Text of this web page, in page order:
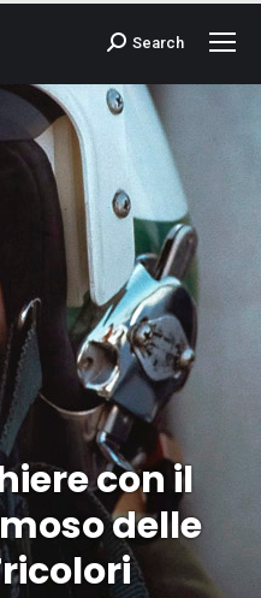
Cerca:Search
con il
delle